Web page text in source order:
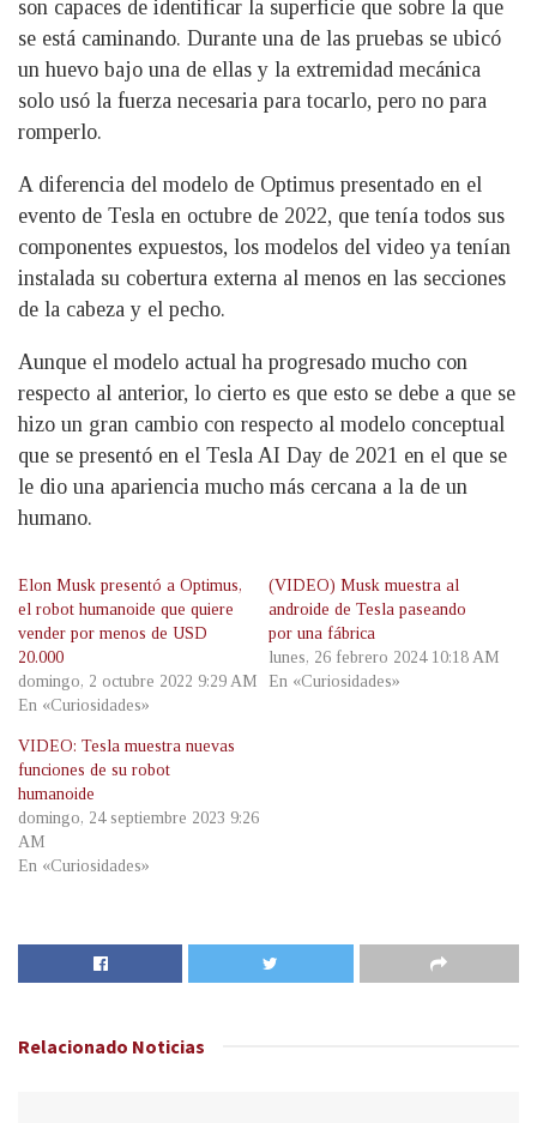
son capaces de identificar la superficie que sobre la que
se está caminando. Durante una de las pruebas se ubicó
un huevo bajo una de ellas y la extremidad mecánica
solo usó la fuerza necesaria para tocarlo, pero no para
romperlo.
A diferencia del modelo de Optimus presentado en el
evento de Tesla en octubre de 2022, que tenía todos sus
componentes expuestos, los modelos del video ya tenían
instalada su cobertura externa al menos en las secciones
de la cabeza y el pecho.
Aunque el modelo actual ha progresado mucho con
respecto al anterior, lo cierto es que esto se debe a que se
hizo un gran cambio con respecto al modelo conceptual
que se presentó en el Tesla AI Day de 2021 en el que se
le dio una apariencia mucho más cercana a la de un
humano.
Elon Musk presentó a Optimus,
el robot humanoide que quiere
vender por menos de USD
20.000
domingo, 2 octubre 2022 9:29 AM
En «Curiosidades»
(VIDEO) Musk muestra al
androide de Tesla paseando
por una fábrica
lunes, 26 febrero 2024 10:18 AM
En «Curiosidades»
VIDEO: Tesla muestra nuevas
funciones de su robot
humanoide
domingo, 24 septiembre 2023 9:26
AM
En «Curiosidades»
Relacionado Noticias